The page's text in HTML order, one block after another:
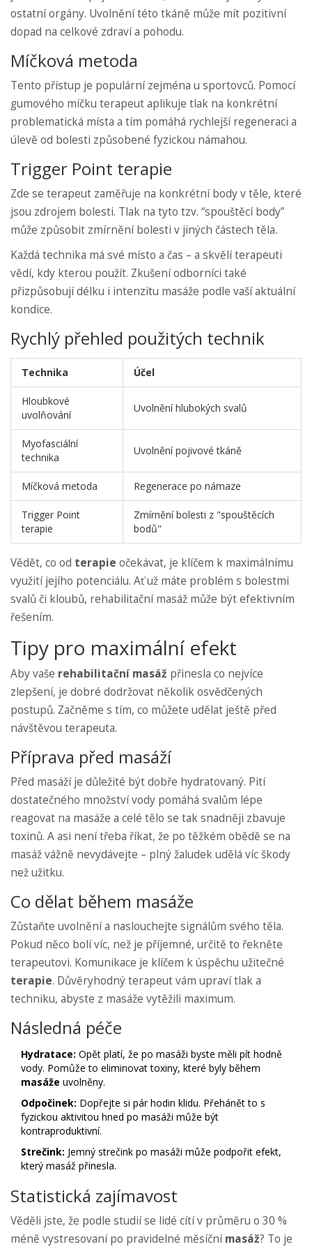
ostatní orgány. Uvolnění této tkáně může mít pozitivní
dopad na celkové zdraví a pohodu.
Míčková metoda
Tento přístup je populární zejména u sportovců. Pomocí
gumového míčku terapeut aplikuje tlak na konkrétní
problematická místa a tím pomáhá rychlejší regeneraci a
úlevě od bolesti způsobené fyzickou námahou.
Trigger Point terapie
Zde se terapeut zaměřuje na konkrétní body v těle, které
jsou zdrojem bolesti. Tlak na tyto tzv. “spouštěcí body”
může způsobit zmírnění bolesti v jiných částech těla.
Každá technika má své místo a čas – a skvělí terapeuti
vědí, kdy kterou použít. Zkušení odborníci také
přizpůsobují délku i intenzitu masáže podle vaší aktuální
kondice.
Rychlý přehled použitých technik
Technika Účel
Hloubkové
uvolňování
Uvolnění hlubokých svalů
Myofasciální
technika
Uvolnění pojivové tkáně
Míčková metoda Regenerace po námaze
Trigger Point
terapie
Zmírnění bolesti z "spouštěcích
bodů"
Vědět, co od terapie očekávat, je klíčem k maximálnímu
využití jejího potenciálu. Ať už máte problém s bolestmi
svalů či kloubů, rehabilitační masáž může být efektivním
řešením.
Tipy pro maximální efekt
Aby vaše rehabilitační masáž přinesla co nejvíce
zlepšení, je dobré dodržovat několik osvědčených
postupů. Začněme s tím, co můžete udělat ještě před
návštěvou terapeuta.
Příprava před masáží
Před masáží je důležité být dobře hydratovaný. Pití
dostatečného množství vody pomáhá svalům lépe
reagovat na masáže a celé tělo se tak snadněji zbavuje
toxinů. A asi není třeba říkat, že po těžkém obědě se na
masáž vážně nevydávejte – plný žaludek udělá víc škody
než užitku.
Co dělat během masáže
Zůstaňte uvolnění a naslouchejte signálům svého těla.
Pokud něco bolí víc, než je příjemné, určitě to řekněte
terapeutovi. Komunikace je klíčem k úspěchu užitečné
terapie. Důvěryhodný terapeut vám upraví tlak a
techniku, abyste z masáže vytěžili maximum.
Následná péče
Hydratace: Opět platí, že po masáži byste měli pít hodně
vody. Pomůže to eliminovat toxiny, které byly během
masáže uvolněny.
Odpočinek: Dopřejte si pár hodin klidu. Přehánět to s
fyzickou aktivitou hned po masáži může být
kontraproduktivní.
Strečink: Jemný strečink po masáži může podpořit efekt,
který masáž přinesla.
Statistická zajímavost
Věděli jste, že podle studií se lidé cítí v průměru o 30 %
méně vystresovaní po pravidelné měsíčnímasáž? To je